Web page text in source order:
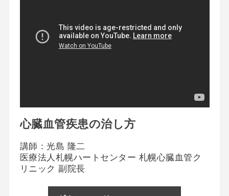
心臓血管疾患の治し方
講師：光島 隆二
医療法人札幌ハートセンター 札幌心臓血管ク
リニック 副院長